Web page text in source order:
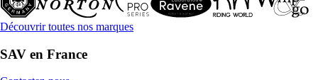
Découvrir toutes nos marques
SAV en France